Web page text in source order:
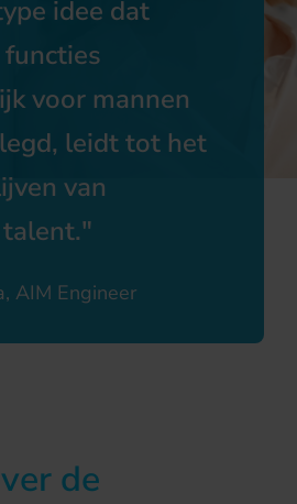
idee dat
voor mannen
leidt tot het
van
AIM Engineer
de